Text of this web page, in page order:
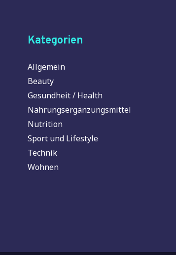
Kategorien
Allgemein
Beauty
Gesundheit / Health
Nahrungsergänzungsmittel
Nutrition
Sport und Lifestyle
Technik
Wohnen